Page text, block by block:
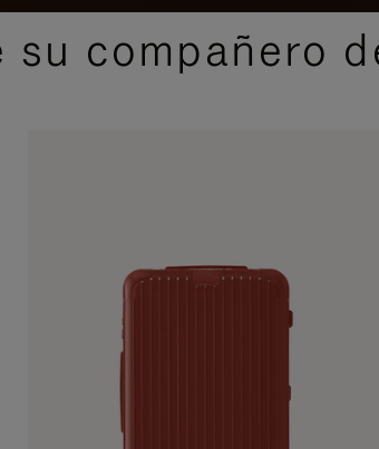
su compañero